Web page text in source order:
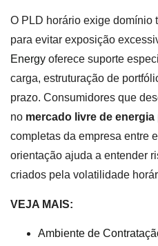
O PLD horário exige domínio
para evitar exposição
Energy oferece suporte
carga, estruturação de
prazo. Consumidores que
no mercado livre de energia
completas da empresa entre
orientação ajuda a entender
criados pela volatilidade
VEJA MAIS:
Ambiente de